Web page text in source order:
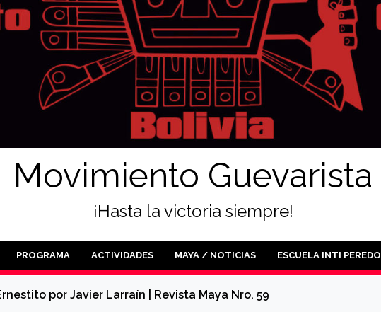
Movimiento Guevarista
¡Hasta la victoria siempre!
PROGRAMA ACTIVIDADES MAYA / NOTICIAS ESCUELA INTI PEREDO
por Javier Larraín | Revista Maya Nro. 59